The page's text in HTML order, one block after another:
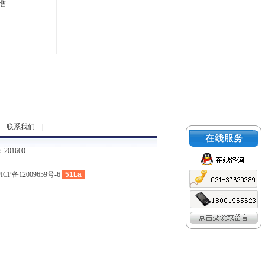
联系我们
201600
备12009659号-6 51La